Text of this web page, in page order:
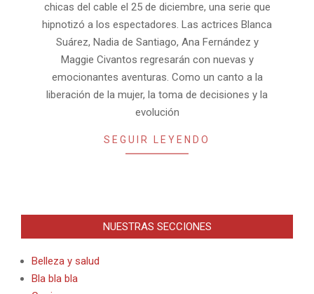
chicas del cable el 25 de diciembre, una serie que
hipnotizó a los espectadores. Las actrices Blanca
Suárez, Nadia de Santiago, Ana Fernández y
Maggie Civantos regresarán con nuevas y
emocionantes aventuras. Como un canto a la
liberación de la mujer, la toma de decisiones y la
evolución
SEGUIR LEYENDO
NUESTRAS SECCIONES
Belleza y salud
Bla bla bla